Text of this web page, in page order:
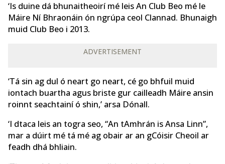
‘Is duine dá bhunaitheoirí mé leis An Club Beo mé le
Máire Ní Bhraonáin ón ngrúpa ceol Clannad. Bhunaigh
muid Club Beo i 2013.
ADVERTISEMENT
‘Tá sin ag dul ó neart go neart, cé go bhfuil muid
iontach buartha agus briste gur cailleadh Máire ansin
roinnt seachtainí ó shin,’ arsa Dónall.
‘I dtaca leis an togra seo, “An tAmhrán is Ansa Linn”,
mar a dúirt mé tá mé ag obair ar an gCóisir Cheoil ar
feadh dhá bhliain.